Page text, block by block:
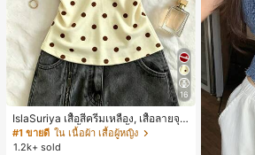
16
IslaSuriya เสื้อสีครีมเหลือง, เสื้อลายจุ
ด, ชุดผู้หญิง, เสื้อผู้หญิง, เสื้อกล้ามลำลอ
ง, กำลังเป็นที่นิยม, เสื้อแฟชั่น, เสื้อ Y2k,
#1 ขายดี ใน เนื้อผ้า เสื้อผู้หญิง
1.2k+ sold